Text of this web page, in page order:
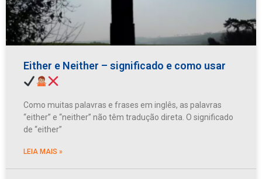
Either e Neither – significado e como usar
Como muitas palavras e frases em inglês, as palavras
“either” e “neither” não têm tradução direta. O significado
de “either”
LEIA MAIS »